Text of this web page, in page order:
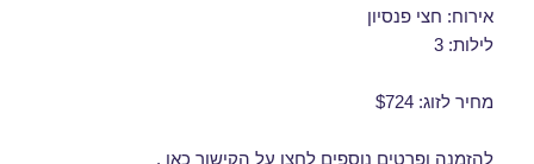
אירוח: חצי פנסיון
לילות: 3
מחיר לזוג: $724
להזמנה ופרטים נוספים לחצו על הקישור כאן .